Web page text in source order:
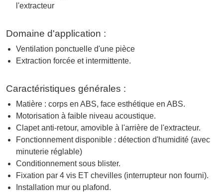
l'extracteur
Domaine d'application :
Ventilation ponctuelle d'une pièce
Extraction forcée et intermittente.
Caractéristiques générales :
Matière : corps en ABS, face esthétique en ABS.
Motorisation à faible niveau acoustique.
Clapet anti-retour, amovible à l'arrière de l'extracteur.
Fonctionnement disponible : détection d'humidité (avec
minuterie réglable)
Conditionnement sous blister.
Fixation par 4 vis ET chevilles (interrupteur non fourni).
Installation mur ou plafond.